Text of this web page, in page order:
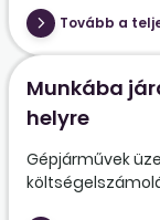
Tovább a
Munkába
helyre
Gépjárművek